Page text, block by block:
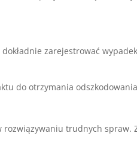
zarejestrować
do otrzymania
rozwiązywaniu trudnych spraw.